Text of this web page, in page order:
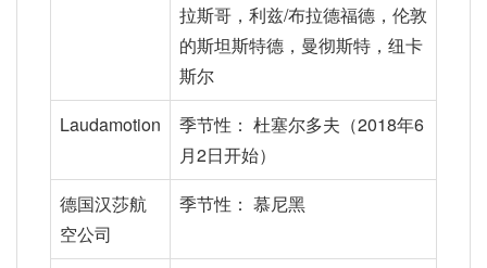
拉斯哥，利兹/布拉德福德，伦敦
的斯坦斯特德，曼彻斯特，纽卡
斯尔
Laudamotion
季节性： 杜塞尔多夫（2018年6
月2日开始）
德国汉莎航
空公司
季节性： 慕尼黑